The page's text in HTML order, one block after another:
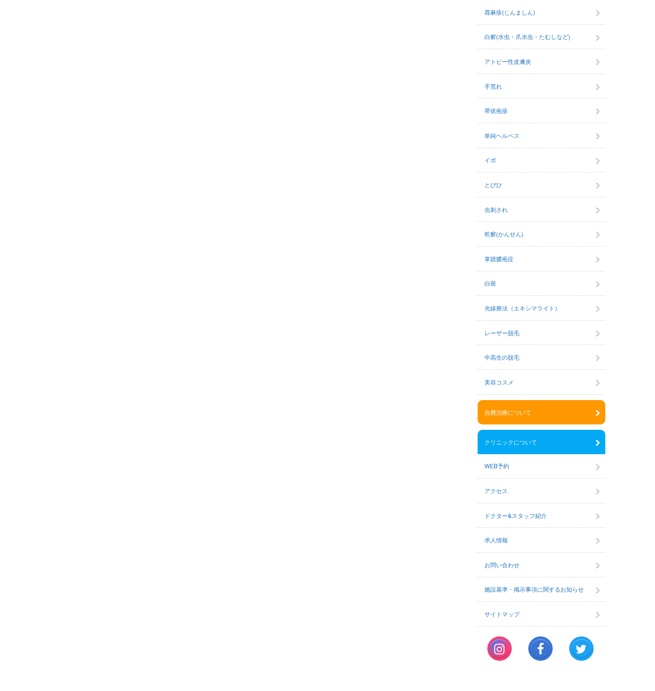
蕁麻疹(じんましん)
白癬(水虫・爪水虫・たむしなど)
アトピー性皮膚炎
手荒れ
帯状疱疹
単純ヘルペス
イボ
とびひ
虫刺され
乾癬(かんせん)
掌蹠膿疱症
白斑
光線療法（エキシマライト）
レーザー脱毛
中高生の脱毛
美容コスメ
自費治療について
クリニックについて
WEB予約
アクセス
ドクター&スタッフ紹介
求人情報
お問い合わせ
施設基準・掲示事項に関するお知らせ
サイトマップ